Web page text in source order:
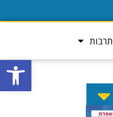
פתח
תרבות